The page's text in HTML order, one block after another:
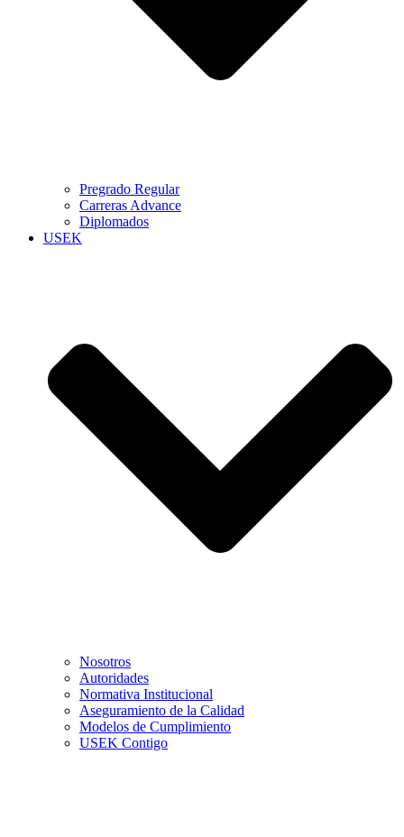
Pregrado Regular
Carreras Advance
Diplomados
USEK
Nosotros
Autoridades
Normativa Institucional
Aseguramiento de la Calidad
Modelos de Cumplimiento
USEK Contigo